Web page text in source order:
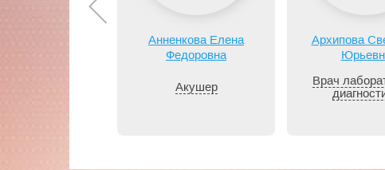
Анненкова Елена
Федоровна
Акушер
Архипова
Врач